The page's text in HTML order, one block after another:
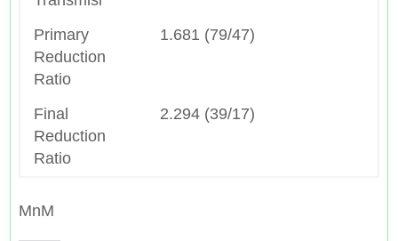
Primary
Reduction
Ratio
1.681 (79/47)
Final
Reduction
Ratio
2.294 (39/17)
MnM